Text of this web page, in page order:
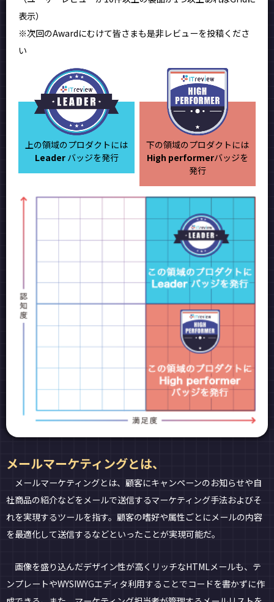
表示）
※次回のAwardにむけて皆さまも是非レビューを投稿くださ
い
上の領域のプロダクトには
Leaderバッジを発行
下の領域のプロダクトには
High performerバッジを
発行
メールマーケティングとは、
メールマーケティングとは、顧客にキャンペーンのお知らせや自
社商品の紹介などをメールで送信するマーケティング手法およびそ
れを実現するツールを指す。顧客の嗜好や属性ごとにメールの内容
を最適化して送信するなどといったことが実現可能だ。
画像を盛り込んだデザイン性が高くリッチなHTMLメールも、テ
ンプレートやWYSIWYGエディタ利用することでコードを書かずに作